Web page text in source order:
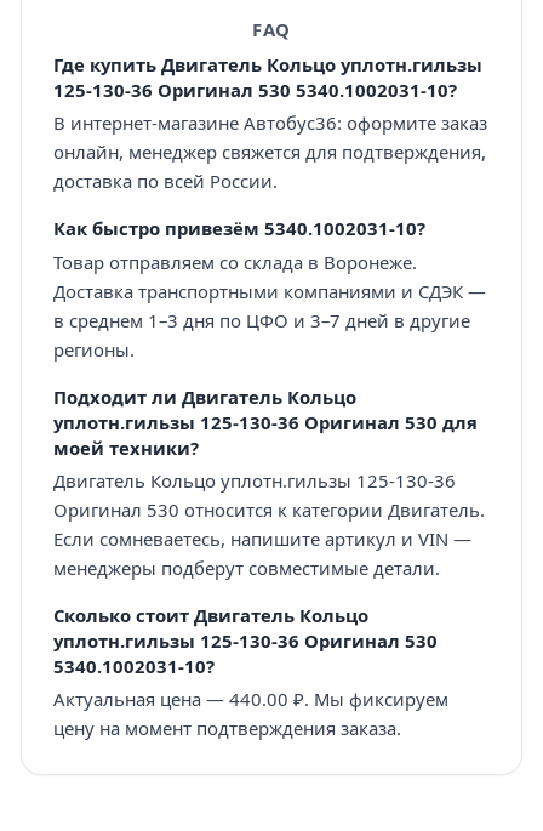
FAQ
Где купить Двигатель Кольцо уплотн.гильзы
125-130-36 Оригинал 530 5340.1002031-10?
В интернет-магазине Автобус36: оформите заказ
онлайн, менеджер свяжется для подтверждения,
доставка по всей России.
Как быстро привезём 5340.1002031-10?
Товар отправляем со склада в Воронеже.
Доставка транспортными компаниями и СДЭК —
в среднем 1–3 дня по ЦФО и 3–7 дней в другие
регионы.
Подходит ли Двигатель Кольцо
уплотн.гильзы 125-130-36 Оригинал 530 для
моей техники?
Двигатель Кольцо уплотн.гильзы 125-130-36
Оригинал 530 относится к категории Двигатель.
Если сомневаетесь, напишите артикул и VIN —
менеджеры подберут совместимые детали.
Сколько стоит Двигатель Кольцо
уплотн.гильзы 125-130-36 Оригинал 530
5340.1002031-10?
Актуальная цена — 440.00 ₽. Мы фиксируем
цену на момент подтверждения заказа.